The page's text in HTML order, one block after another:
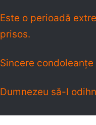
Este o perioadă
prisos.
Sincere
Dumnezeu să-l